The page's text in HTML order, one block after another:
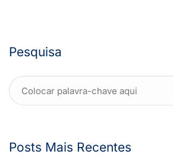
Pesquisa
Posts Mais Recentes